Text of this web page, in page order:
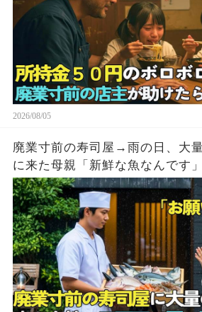
2026/08/05
廃業寸前の寿司屋→雨の日、大
に来た母親「新鮮な魚なんです
で買い取った結果